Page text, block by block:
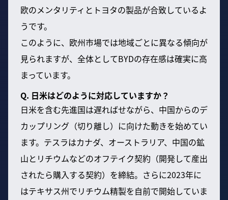
欧のメンタリティとトヨタの製品が合致しているよ
うです。
このように、欧州市場では地域ごとに異なる傾向が
見られますが、全体としてBYDの存在感は確実に高
まっています。
Q. 日米はどのように対応していますか？
日米を含む先進国は遅ればせながら、中国からのデ
カップリング（切り離し）に向けた動きを始めてい
ます。テスラはカナダ、オーストラリア、中国の鉱
山とリチウムなどのオフテイク契約（開発して産出
されたら購入する契約）を締結。さらに2023年に
はテキサス州でリチウム精製を自前で開始していま